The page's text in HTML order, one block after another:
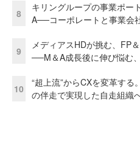
8
キリングループの事業ポー
A──コーポレートと事業会
9
メディアスHDが挑む、FP
──M＆A成長後に伸び悩む
10
“超上流”からCXを変革す
の伴走で実現した自走組織